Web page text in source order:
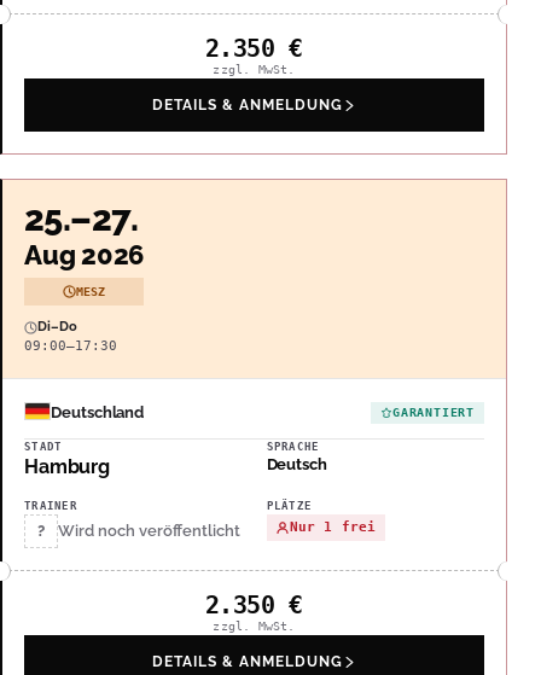
2.350€
zzgl. MwSt.
DETAILS & ANMELDUNG
25.–27.
Aug 2026
MESZ
Di–Do
09:00–17:30
Deutschland GARANTIERT
STADT
Hamburg
SPRACHE
Deutsch
TRAINER
? Wird noch veröffentlicht
PLÄTZE
Nur 1 frei
2.350€
zzgl. MwSt.
DETAILS & ANMELDUNG